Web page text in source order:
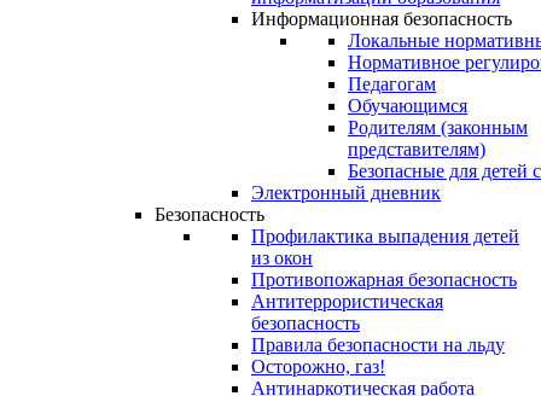
Информационная безопасность
Локальные
Нормативное
Педагогам
Обучающимся
Родителям (законным
представителям)
Безопасные для детей
Электронный дневник
Безопасность
Профилактика выпадения детей
из окон
Противопожарная безопасность
Антитеррористическая
безопасность
Правила безопасности на льду
Осторожно, газ!
Антинаркотическая работа